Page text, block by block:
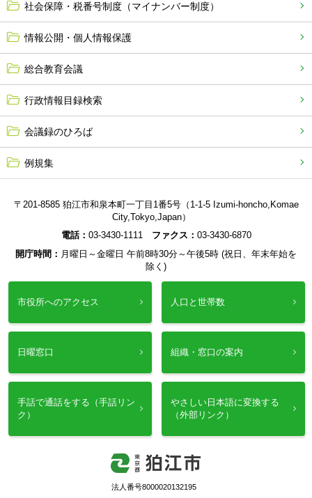
社会保障・税番号制度（マイナンバー制度）
情報公開・個人情報保護
総合教育会議
行政情報目録検索
会議録のひろば
例規集
〒201-8585 狛江市和泉本町一丁目1番5号（1-1-5 Izumi-honcho,Komae
City,Tokyo,Japan）
電話： 03-3430-1111 ファクス： 03-3430-6870
開庁時間： 月曜日～金曜日 午前8時30分～午後5時 (祝日、年末年始を
除く)
市役所へのアクセス 人口と世帯数
日曜窓口 組織・窓口の案内
手話で通話をする（手話リン
ク）
やさしい日本語に変換する
（外部リンク）
法人番号8000020132195